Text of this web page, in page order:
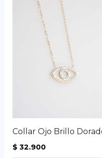
Collar Ojo Brillo
$32.900